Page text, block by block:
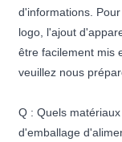
d'informations.
logo, l'ajout
être facilement mis
veuillez nous
Q : Quels
d'emballage